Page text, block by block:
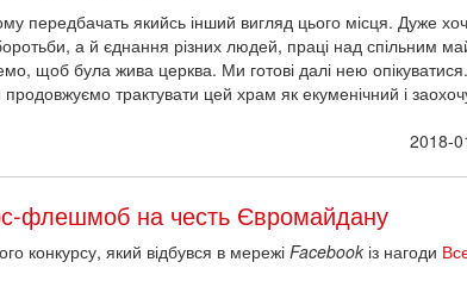
передбачать якийсь інший вигляд цього місця. Дуже
а й єднання різних людей, праці над спільним
щоб була жива церква. Ми готові далі нею опікуватися.
трактувати цей храм як екуменічний і
2018-
флешмоб на честь Євромайдану
конкурсу, який відбувся в мережіFacebook із нагоди